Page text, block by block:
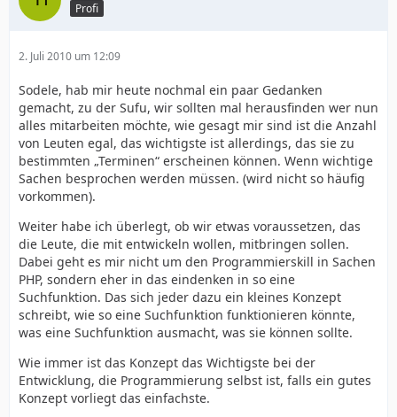
Profi
2. Juli 2010 um 12:09
Sodele, hab mir heute nochmal ein paar Gedanken
gemacht, zu der Sufu, wir sollten mal herausfinden wer nun
alles mitarbeiten möchte, wie gesagt mir sind ist die Anzahl
von Leuten egal, das wichtigste ist allerdings, das sie zu
bestimmten „Terminen“ erscheinen können. Wenn wichtige
Sachen besprochen werden müssen. (wird nicht so häufig
vorkommen).
Weiter habe ich überlegt, ob wir etwas voraussetzen, das
die Leute, die mit entwickeln wollen, mitbringen sollen.
Dabei geht es mir nicht um den Programmierskill in Sachen
PHP, sondern eher in das eindenken in so eine
Suchfunktion. Das sich jeder dazu ein kleines Konzept
schreibt, wie so eine Suchfunktion funktionieren könnte,
was eine Suchfunktion ausmacht, was sie können sollte.
Wie immer ist das Konzept das Wichtigste bei der
Entwicklung, die Programmierung selbst ist, falls ein gutes
Konzept vorliegt das einfachste.